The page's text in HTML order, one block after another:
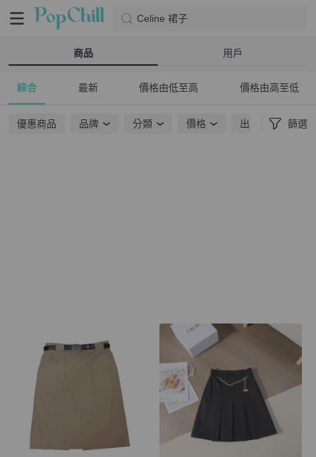
Celine 裙子
商品 用戶
綜合 最新 價格由低至高 價格由高至低
優惠商品 品牌 分類 價格 出貨地點 篩選